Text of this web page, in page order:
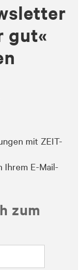
gut«
mit ZEIT-
Ihrem E-Mail-
zum